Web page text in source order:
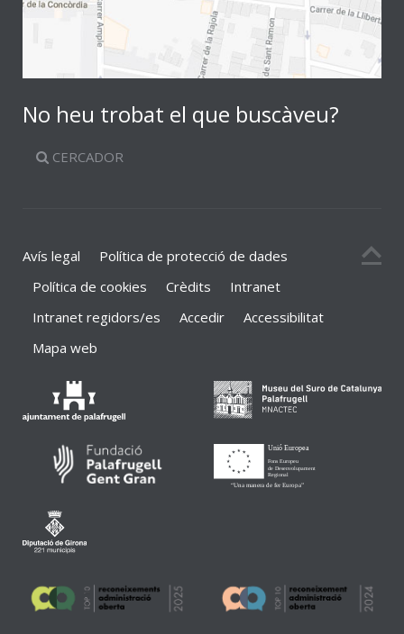
No heu trobat el que buscàveu?
CERCADOR
Avís legal
Política de protecció de dades
Política de cookies
Crèdits
Intranet
Intranet regidors/es
Accedir
Accessibilitat
Mapa web